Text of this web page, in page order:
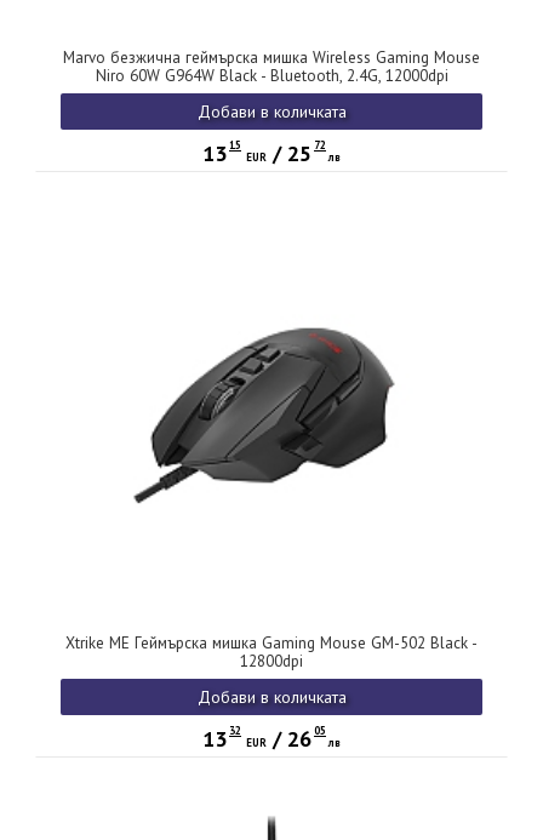
Marvo безжична геймърска мишка Wireless Gaming Mouse
Niro 60W G964W Black - Bluetooth, 2.4G, 12000dpi
Добави в количката
1315
EUR
/ 25 72
лв
Xtrike ME Геймърска мишка Gaming Mouse GM-502 Black -
12800dpi
Добави в количката
13 32
EUR
/ 2605
лв